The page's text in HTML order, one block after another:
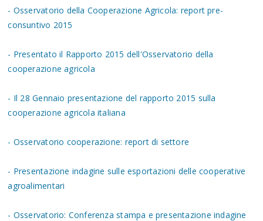
- Osservatorio della Cooperazione Agricola: report pre-
consuntivo 2015
- Presentato il Rapporto 2015 dell'Osservatorio della
cooperazione agricola
- Il 28 Gennaio presentazione del rapporto 2015 sulla
cooperazione agricola italiana
- Osservatorio cooperazione: report di settore
- Presentazione indagine sulle esportazioni delle cooperative
agroalimentari
- Osservatorio: Conferenza stampa e presentazione indagine